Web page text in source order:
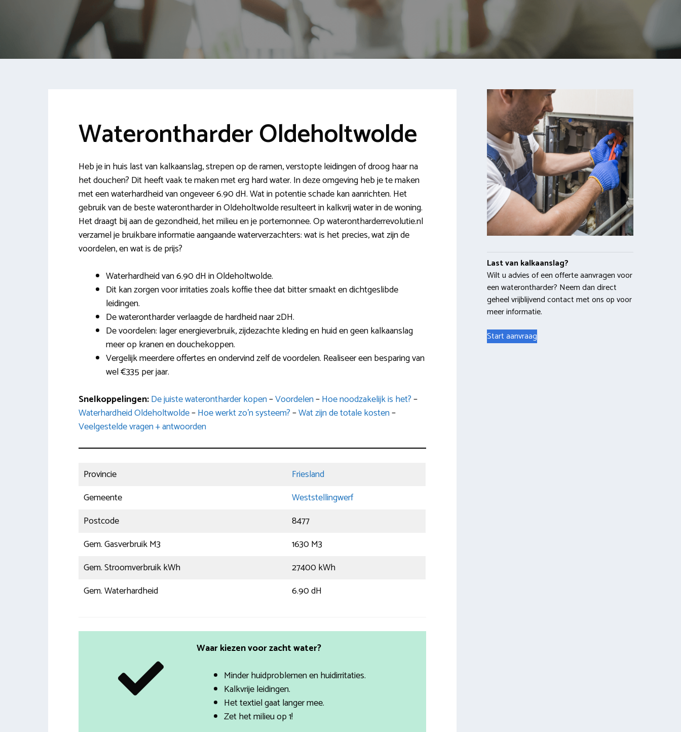
Waterontharder Oldeholtwolde
Heb je in huis last van kalkaanslag, strepen op de ramen, verstopte leidingen of droog haar na
het douchen? Dit heeft vaak te maken met erg hard water. In deze omgeving heb je te maken
met een waterhardheid van ongeveer 6.90 dH. Wat in potentie schade kan aanrichten. Het
gebruik van de beste waterontharder in Oldeholtwolde resulteert in kalkvrij water in de woning.
Het draagt bij aan de gezondheid, het milieu en je portemonnee. Op waterontharderrevolutie.nl
verzamel je bruikbare informatie aangaande waterverzachters: wat is het precies, wat zijn de
voordelen, en wat is de prijs?
Waterhardheid van 6.90 dH in Oldeholtwolde.
Dit kan zorgen voor irritaties zoals koffie thee dat bitter smaakt en dichtgeslibde
leidingen.
De waterontharder verlaagde de hardheid naar 2DH.
De voordelen: lager energieverbruik, zijdezachte kleding en huid en geen kalkaanslag
meer op kranen en douchekoppen.
Vergelijk meerdere offertes en ondervind zelf de voordelen. Realiseer een besparing van
wel €335 per jaar.
Snelkoppelingen:De juiste waterontharder kopen–Voordelen–Hoe noodzakelijk is het?–
Waterhardheid Oldeholtwolde–Hoe werkt zo’n systeem?–Wat zijn de totale kosten–
Veelgestelde vragen + antwoorden
Provincie
Friesland
Gemeente
Weststellingwerf
Postcode
8477
Gem. Gasverbruik M3
1630 M3
Gem. Stroomverbruik kWh
27400 kWh
Gem. Waterhardheid
6.90 dH
Waar kiezen voor zacht water?
Minder huidproblemen en huidirritaties.
Kalkvrije leidingen.
Het textiel gaat langer mee.
Zet het milieu op 1!
Last van kalkaanslag?
Wilt u advies of een offerte aanvragen voor
een waterontharder? Neem dan direct
geheel vrijblijvend contact met ons op voor
meer informatie.
Start aanvraag